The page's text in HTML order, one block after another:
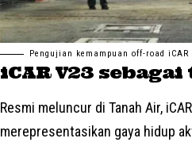
Pengujian kemampuan off-road iCAR
iCAR V23
Resmi meluncur di Tanah Air, iCAR
merepresentasikan gaya hidup